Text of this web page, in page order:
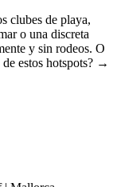
clubes de playa,
o una discreta
y sin rodeos. O
estos hotspots? →